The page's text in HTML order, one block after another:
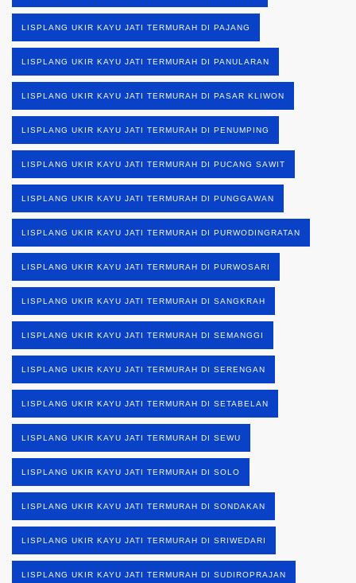
LISPLANG UKIR KAYU JATI TERMURAH DI PAJANG
LISPLANG UKIR KAYU JATI TERMURAH DI PANULARAN
LISPLANG UKIR KAYU JATI TERMURAH DI PASAR KLIWON
LISPLANG UKIR KAYU JATI TERMURAH DI PENUMPING
LISPLANG UKIR KAYU JATI TERMURAH DI PUCANG SAWIT
LISPLANG UKIR KAYU JATI TERMURAH DI PUNGGAWAN
LISPLANG UKIR KAYU JATI TERMURAH DI PURWODINGRATAN
LISPLANG UKIR KAYU JATI TERMURAH DI PURWOSARI
LISPLANG UKIR KAYU JATI TERMURAH DI SANGKRAH
LISPLANG UKIR KAYU JATI TERMURAH DI SEMANGGI
LISPLANG UKIR KAYU JATI TERMURAH DI SERENGAN
LISPLANG UKIR KAYU JATI TERMURAH DI SETABELAN
LISPLANG UKIR KAYU JATI TERMURAH DI SEWU
LISPLANG UKIR KAYU JATI TERMURAH DI SOLO
LISPLANG UKIR KAYU JATI TERMURAH DI SONDAKAN
LISPLANG UKIR KAYU JATI TERMURAH DI SRIWEDARI
LISPLANG UKIR KAYU JATI TERMURAH DI SUDIROPRAJAN